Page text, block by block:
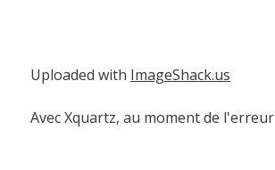
Uploaded with ImageShack.us
Avec Xquartz, au moment de l'erreur